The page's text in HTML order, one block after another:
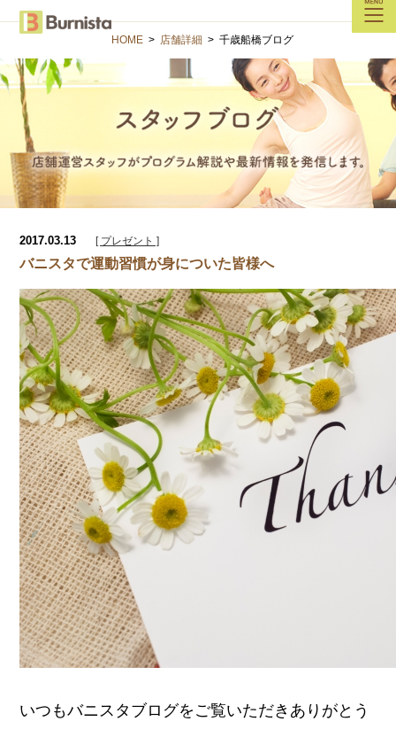
HOME > 店舗詳細 > 千歳船橋ブログ
2017.03.13 [ プレゼント ]
バニスタで運動習慣が身についた皆様へ
いつもバニスタブログをご覧いただきありがとう